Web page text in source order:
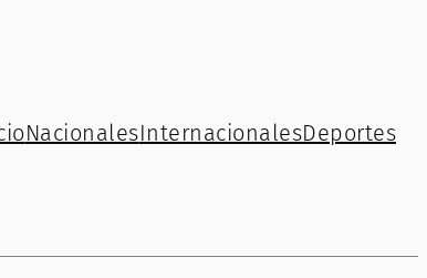
NacionalesInternacionalesDeportes